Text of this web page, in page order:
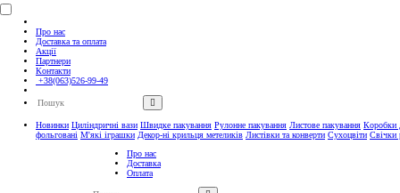
Про нас
Доставка та оплата
Акції
Партнери
Контакти
+38(063)526-99-49
Новинки Циліндричні вази Швидке пакування Рулонне пакування Листове пакування Коробки
фольговані М'які іграшки Декор-ні крильця метеликів Листівки та конверти Сухоцвіти Свічки
Про нас
Доставка
Оплата